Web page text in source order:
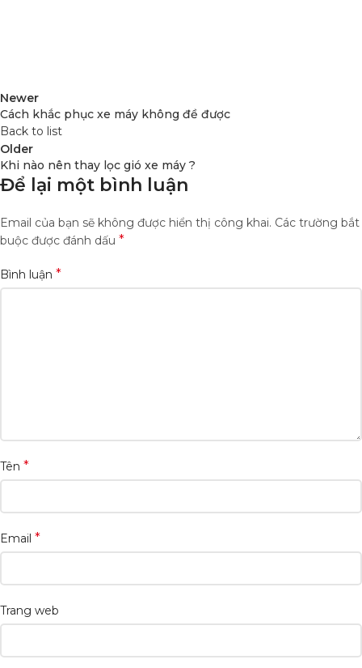
Newer
Cách khắc phục xe máy không đề được
Back to list
Older
Khi nào nên thay lọc gió xe máy ?
Để lại một bình luận
Email của bạn sẽ không được hiển thị công khai. Các trường bắt
buộc được đánh dấu *
Bình luận *
Tên *
Email *
Trang web